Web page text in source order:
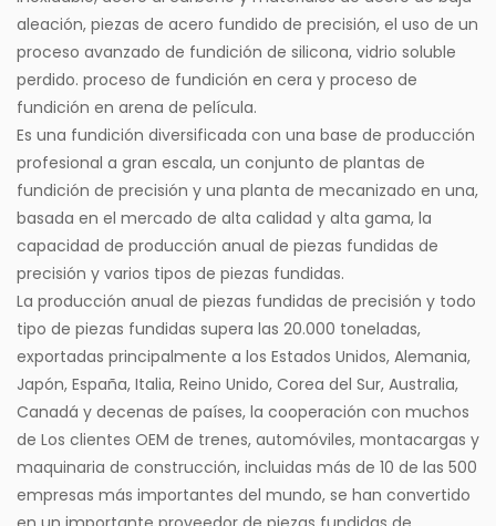
aleación, piezas de acero fundido de precisión, el uso de un
proceso avanzado de fundición de silicona, vidrio soluble
perdido. proceso de fundición en cera y proceso de
fundición en arena de película.
Es una fundición diversificada con una base de producción
profesional a gran escala, un conjunto de plantas de
fundición de precisión y una planta de mecanizado en una,
basada en el mercado de alta calidad y alta gama, la
capacidad de producción anual de piezas fundidas de
precisión y varios tipos de piezas fundidas.
La producción anual de piezas fundidas de precisión y todo
tipo de piezas fundidas supera las 20.000 toneladas,
exportadas principalmente a los Estados Unidos, Alemania,
Japón, España, Italia, Reino Unido, Corea del Sur, Australia,
Canadá y decenas de países, la cooperación con muchos
de Los clientes OEM de trenes, automóviles, montacargas y
maquinaria de construcción, incluidas más de 10 de las 500
empresas más importantes del mundo, se han convertido